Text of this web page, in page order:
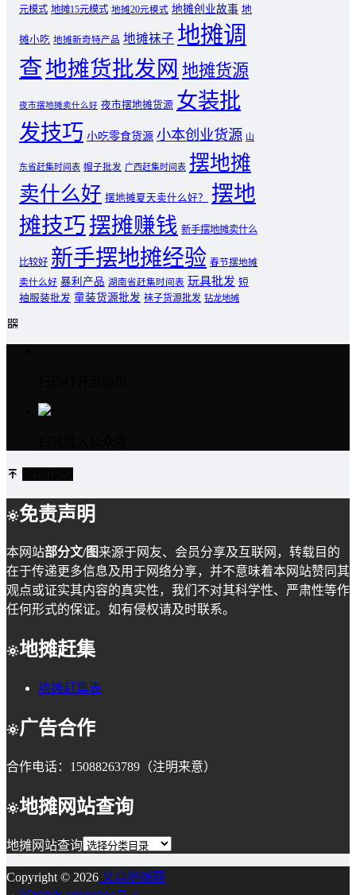
元模式 地摊15元模式 地摊20元模式 地摊创业故事 地
摊小吃 地摊新奇特产品 地摊袜子 地摊调
查地摊货批发网 地摊货源
夜市摆地摊卖什么好 夜市摆地摊货源 女装批
发技巧 小吃零食货源 小本创业货源 山
东省赶集时间表 帽子批发 广西赶集时间表 摆地摊
卖什么好 摆地摊夏天卖什么好？
摆地
摊技巧摆摊赚钱 新手摆地摊卖什么
比较好 新手摆地摊经验 春节摆地摊
卖什么好 暴利产品 湖南省赶集时间表 玩具批发 短
袖服装批发 童装货源批发 袜子货源批发 钻龙地摊
免责声明
本网站部分文/图来源于网友、会员分享及互联网，转载目的
在于传递更多信息及用于网络分享，并不意味着本网站赞同其
观点或证实其内容的真实性，我们不对其科学性、严肃性等作
任何形式的保证。如有侵权请及时联系。
地摊赶集
地摊赶集表
广告合作
合作电话：15088263789（注明来意）
地摊网站查询
地摊网站查询
Copyright © 2026 义乌地摊网